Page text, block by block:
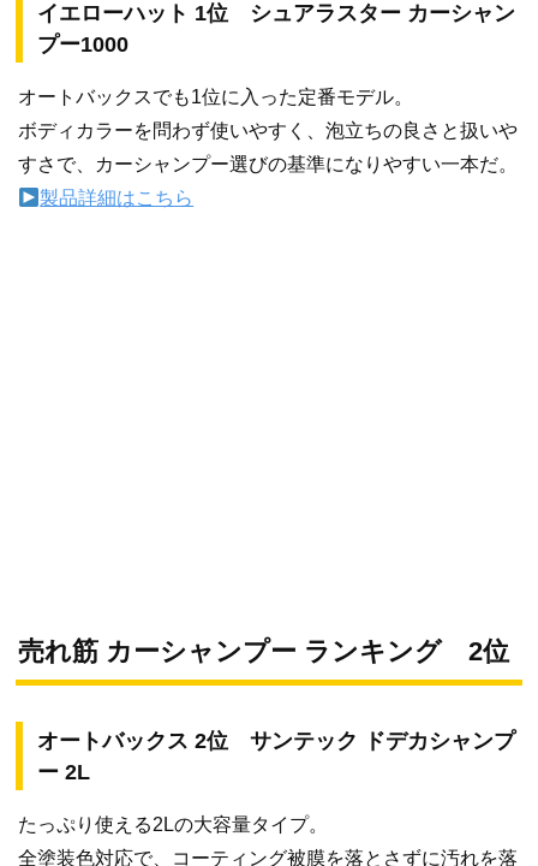
イエローハット 1位 シュアラスター カーシャン
プー1000
オートバックスでも1位に入った定番モデル。
ボディカラーを問わず使いやすく、泡立ちの良さと扱いや
すさで、カーシャンプー選びの基準になりやすい一本だ。
製品詳細はこちら
売れ筋 カーシャンプー ランキング 2位
オートバックス 2位 サンテック ドデカシャンプ
ー 2L
たっぷり使える2Lの大容量タイプ。
全塗装色対応で、コーティング被膜を落とさずに汚れを落